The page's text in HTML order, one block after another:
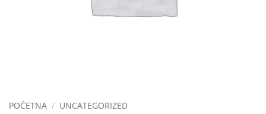
POČETNA / UNCATEGORIZED